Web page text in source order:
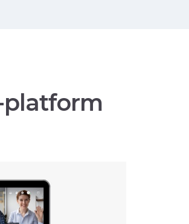
platform